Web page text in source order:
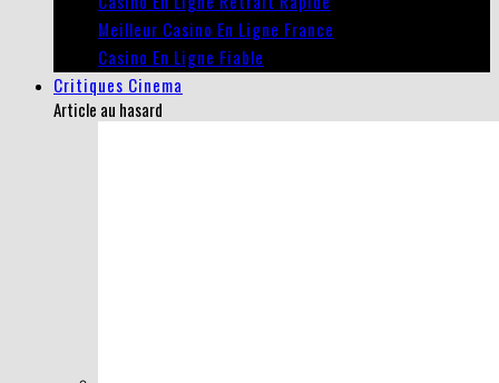
Meilleur Casino En Ligne France
Casino En Ligne Fiable
Critiques Cinema
Article au hasard